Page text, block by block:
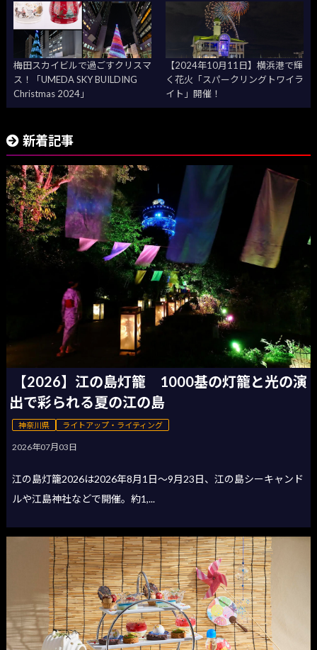
梅田スカイビルで過ごすクリスマ
ス！「UMEDA SKY BUILDING
Christmas 2024」
【2024年10月11日】横浜港で輝
く花火「スパークリングトワイラ
イト」開催！
新着記事
【2026】江の島灯籠 1000基の灯籠と光の演
出で彩られる夏の江の島
神奈川県 ライトアップ・ライティング
2026年07月03日
江の島灯籠2026は2026年8月1日〜9月23日、江の島シーキャンド
ルや江島神社などで開催。約1,...